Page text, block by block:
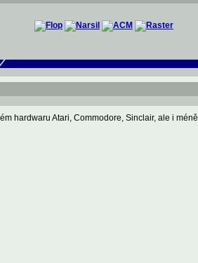
hardwaru Atari, Commodore, Sinclair, ale i